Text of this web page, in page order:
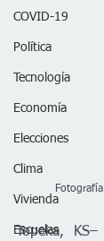
COVID-19
Política
Tecnología
Economía
Elecciones
Clima
Vivienda
Escuelas
Topeka,